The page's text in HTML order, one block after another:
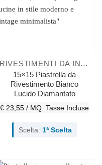
RIVESTIMENTI DA INTERNO
15×15 Piastrella da
Rivestimento Bianco
Lucido Diamantato
€ 23,55 / MQ. Tasse Incluse
Scelta: 1ª Scelta